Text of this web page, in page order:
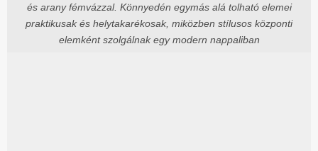
és arany fémvázzal. Könnyedén egymás alá tolható elemei
praktikusak és helytakarékosak, miközben stílusos központi
elemként szolgálnak egy modern nappaliban